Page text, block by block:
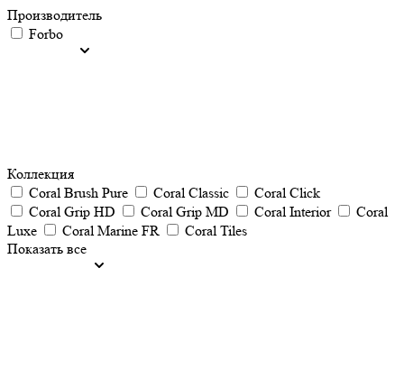
Производитель
Forbo
Коллекция
Coral Brush Pure
Coral Classic
Coral Click
Coral Grip HD
Coral Grip MD Coral Interior
Coral
Luxe
Coral Marine FR
Coral Tiles
Показать все